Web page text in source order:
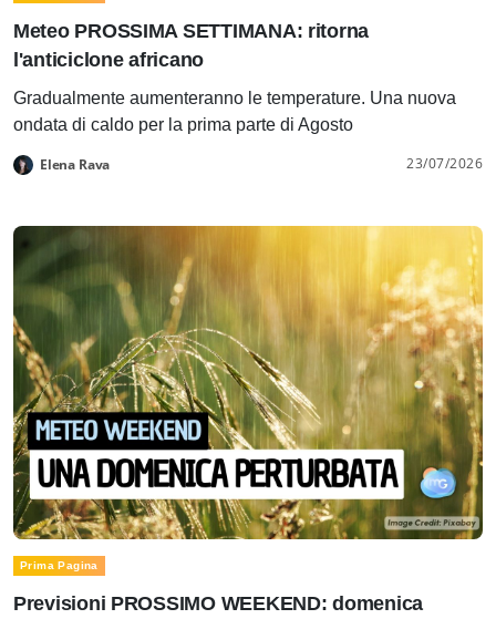
Meteo PROSSIMA SETTIMANA: ritorna
l'anticiclone africano
Gradualmente aumenteranno le temperature. Una nuova
ondata di caldo per la prima parte di Agosto
Elena Rava 23/07/2026
Prima Pagina
Previsioni PROSSIMO WEEKEND: domenica